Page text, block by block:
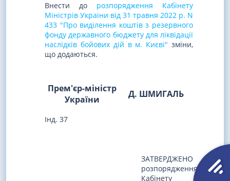
Внести до розпорядження Кабінету
Міністрів України від 31 травня 2022 р. N
433 "Про виділення коштів з резервного
фонду державного бюджету для ліквідації
наслідків бойових дій в м. Києві" зміни,
що додаються.
Прем'єр-міністр
України
Д. ШМИГАЛЬ
Інд. 37
ЗАТВЕРДЖЕНО
розпорядженням
Кабінету